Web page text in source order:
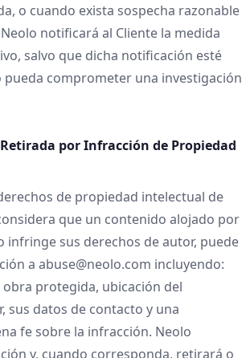
o cuando exista sospecha razonable
notificará al Cliente la medida
salvo que dicha notificación esté
comprometer una investigación
por Infracción de Propiedad
de propiedad intelectual de
que un contenido alojado por
infringe sus derechos de autor, puede
a abuse@neolo.com incluyendo:
protegida, ubicación del
sus datos de contacto y una
fe sobre la infracción. Neolo
y, cuando corresponda, retirará o